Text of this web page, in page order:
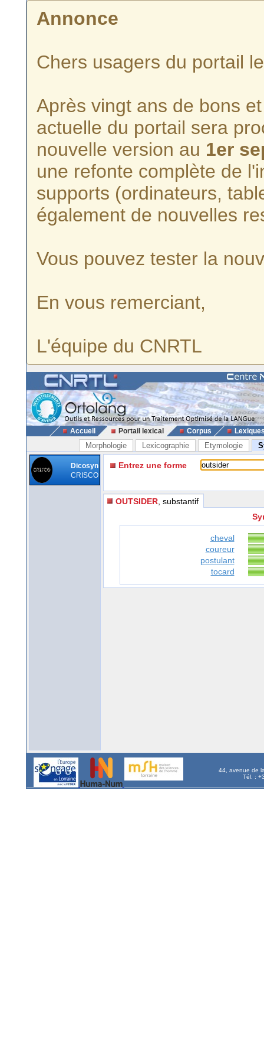
Annonce
Chers usagers du portail
Après vingt ans de bons
actuelle du portail sera
nouvelle version au 1er
une refonte complète de
supports (ordinateurs,
également de nouvelles
Vous pouvez tester la
En vous remerciant,
L'équipe du CNRTL
Accueil Portail lexical Corpus
Morphologie Lexicographie Etymologie
Dicosyn
CRISCO
Entrez une forme
OUTSIDER , substantif
cheval
coureur
postulant
tocard
44, avenue de
Tél. :